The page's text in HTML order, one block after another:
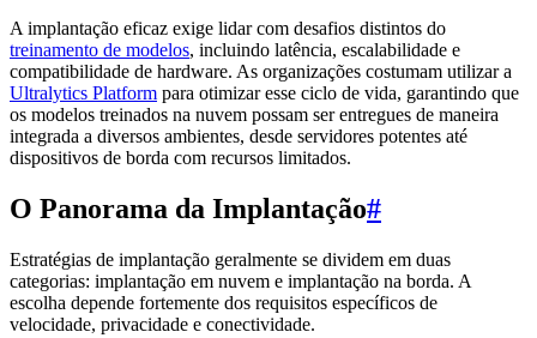
A implantação eficaz exige lidar com desafios distintos do
treinamento de modelos, incluindo latência, escalabilidade e
compatibilidade de hardware. As organizações costumam utilizar a
Ultralytics Platform para otimizar esse ciclo de vida, garantindo que
os modelos treinados na nuvem possam ser entregues de maneira
integrada a diversos ambientes, desde servidores potentes até
dispositivos de borda com recursos limitados.
O Panorama da Implantação#
Estratégias de implantação geralmente se dividem em duas
categorias: implantação em nuvem e implantação na borda. A
escolha depende fortemente dos requisitos específicos de
velocidade, privacidade e conectividade.